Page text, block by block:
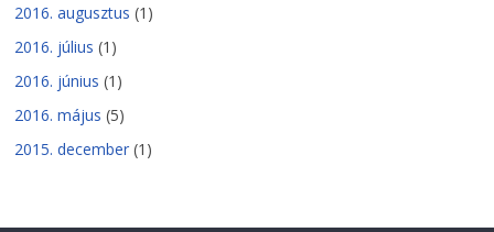
2016. augusztus (1)
2016. július (1)
2016. június (1)
2016. május (5)
2015. december (1)